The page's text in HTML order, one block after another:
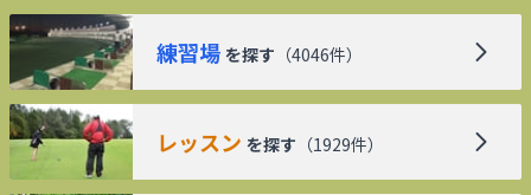
練習場 を探す （4046件）
レッスン を探す （1929件）